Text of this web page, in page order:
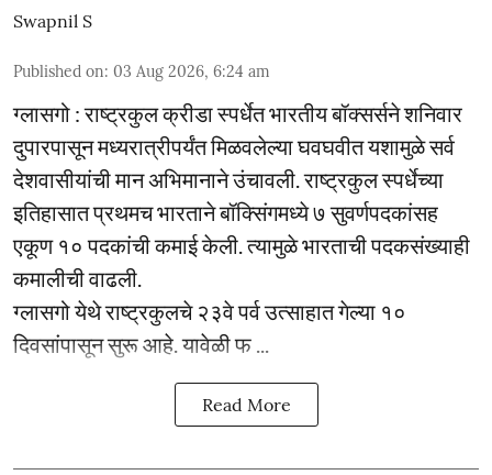
Swapnil S
Published on: 03 Aug 2026, 6:24 am
ग्लासगो : राष्ट्रकुल क्रीडा स्पर्धेत भारतीय बॉक्सर्सने शनिवार
दुपारपासून मध्यरात्रीपर्यंत मिळवलेल्या घवघवीत यशामुळे सर्व
देशवासीयांची मान अभिमानाने उंचावली. राष्ट्रकुल स्पर्धेच्या
इतिहासात प्रथमच भारताने बॉक्सिंगमध्ये ७ सुवर्णपदकांसह
एकूण १० पदकांची कमाई केली. त्यामुळे भारताची पदकसंख्याही
कमालीची वाढली.
ग्लासगो येथे राष्ट्रकुलचे २३वे पर्व उत्साहात गेल्या १०
दिवसांपासून सुरू आहे. यावेळी फ ...
Read More